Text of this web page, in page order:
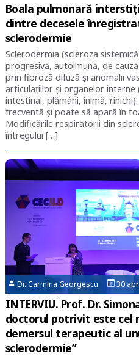
Boala pulmonară
dintre decesele
sclerodermie
Sclerodermia (scleroza
progresivă, autoimună, de
prin fibroză difuză și anomalii
articulațiilor și organelor
intestinal, plămâni, inimă,
frecventă și poate să apară în
Modificările respiratorii din
întregului […]
Dr. Carmina Georgescu 30
INTERVIU. Prof. Dr.
doctorul potrivit este cel
demersul terapeutic al
sclerodermie”